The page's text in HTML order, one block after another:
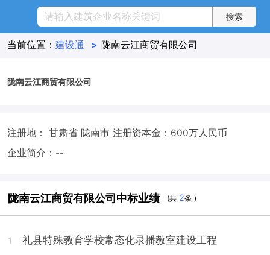
当前位置： 建设通 > 陇南云江商贸有限公司
陇南云江商贸有限公司
注册地： 甘肃省 陇南市 注册资本金：600万人民币
企业简介：--
陇南云江商贸有限公司中标业绩 (共 2条 )
1 礼县特殊教育学校常态化录播教室建设工程